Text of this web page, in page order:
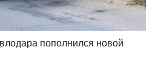
пополнился новой